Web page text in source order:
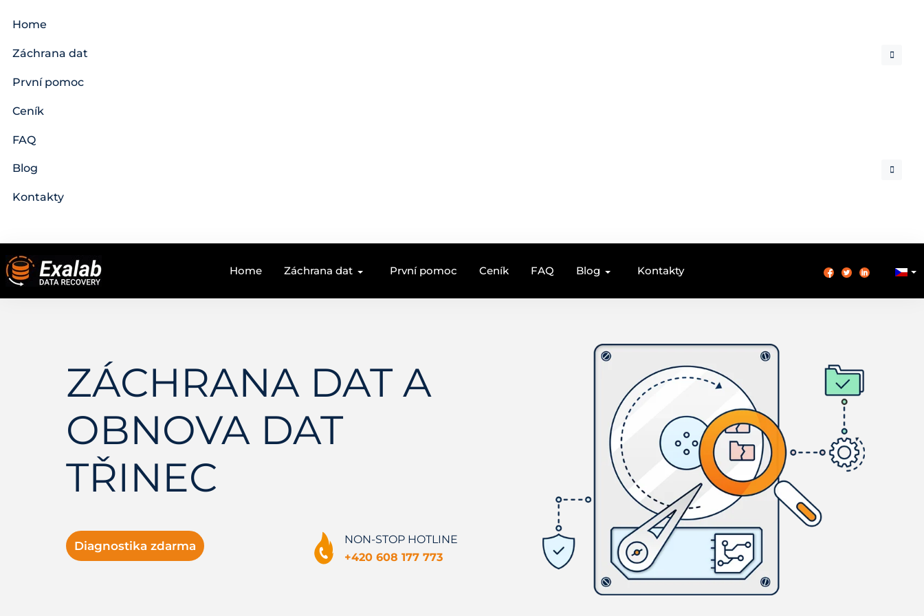
Home
Záchrana dat
První pomoc
Ceník
FAQ
Blog
Kontakty
Home Záchrana dat První pomoc Ceník FAQ Blog Kontakty
ZÁCHRANA DAT A
OBNOVA DAT
TŘINEC
Diagnostika zdarma
NON-STOP HOTLINE
+420 608 177 773